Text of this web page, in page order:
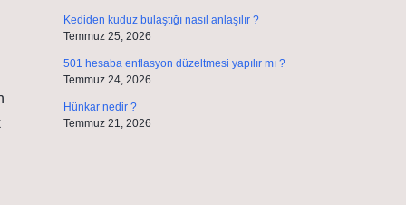
Kediden kuduz bulaştığı nasıl anlaşılır ?
Temmuz 25, 2026
501 hesaba enflasyon düzeltmesi yapılır mı ?
Temmuz 24, 2026
Hünkar nedir ?
Temmuz 21, 2026